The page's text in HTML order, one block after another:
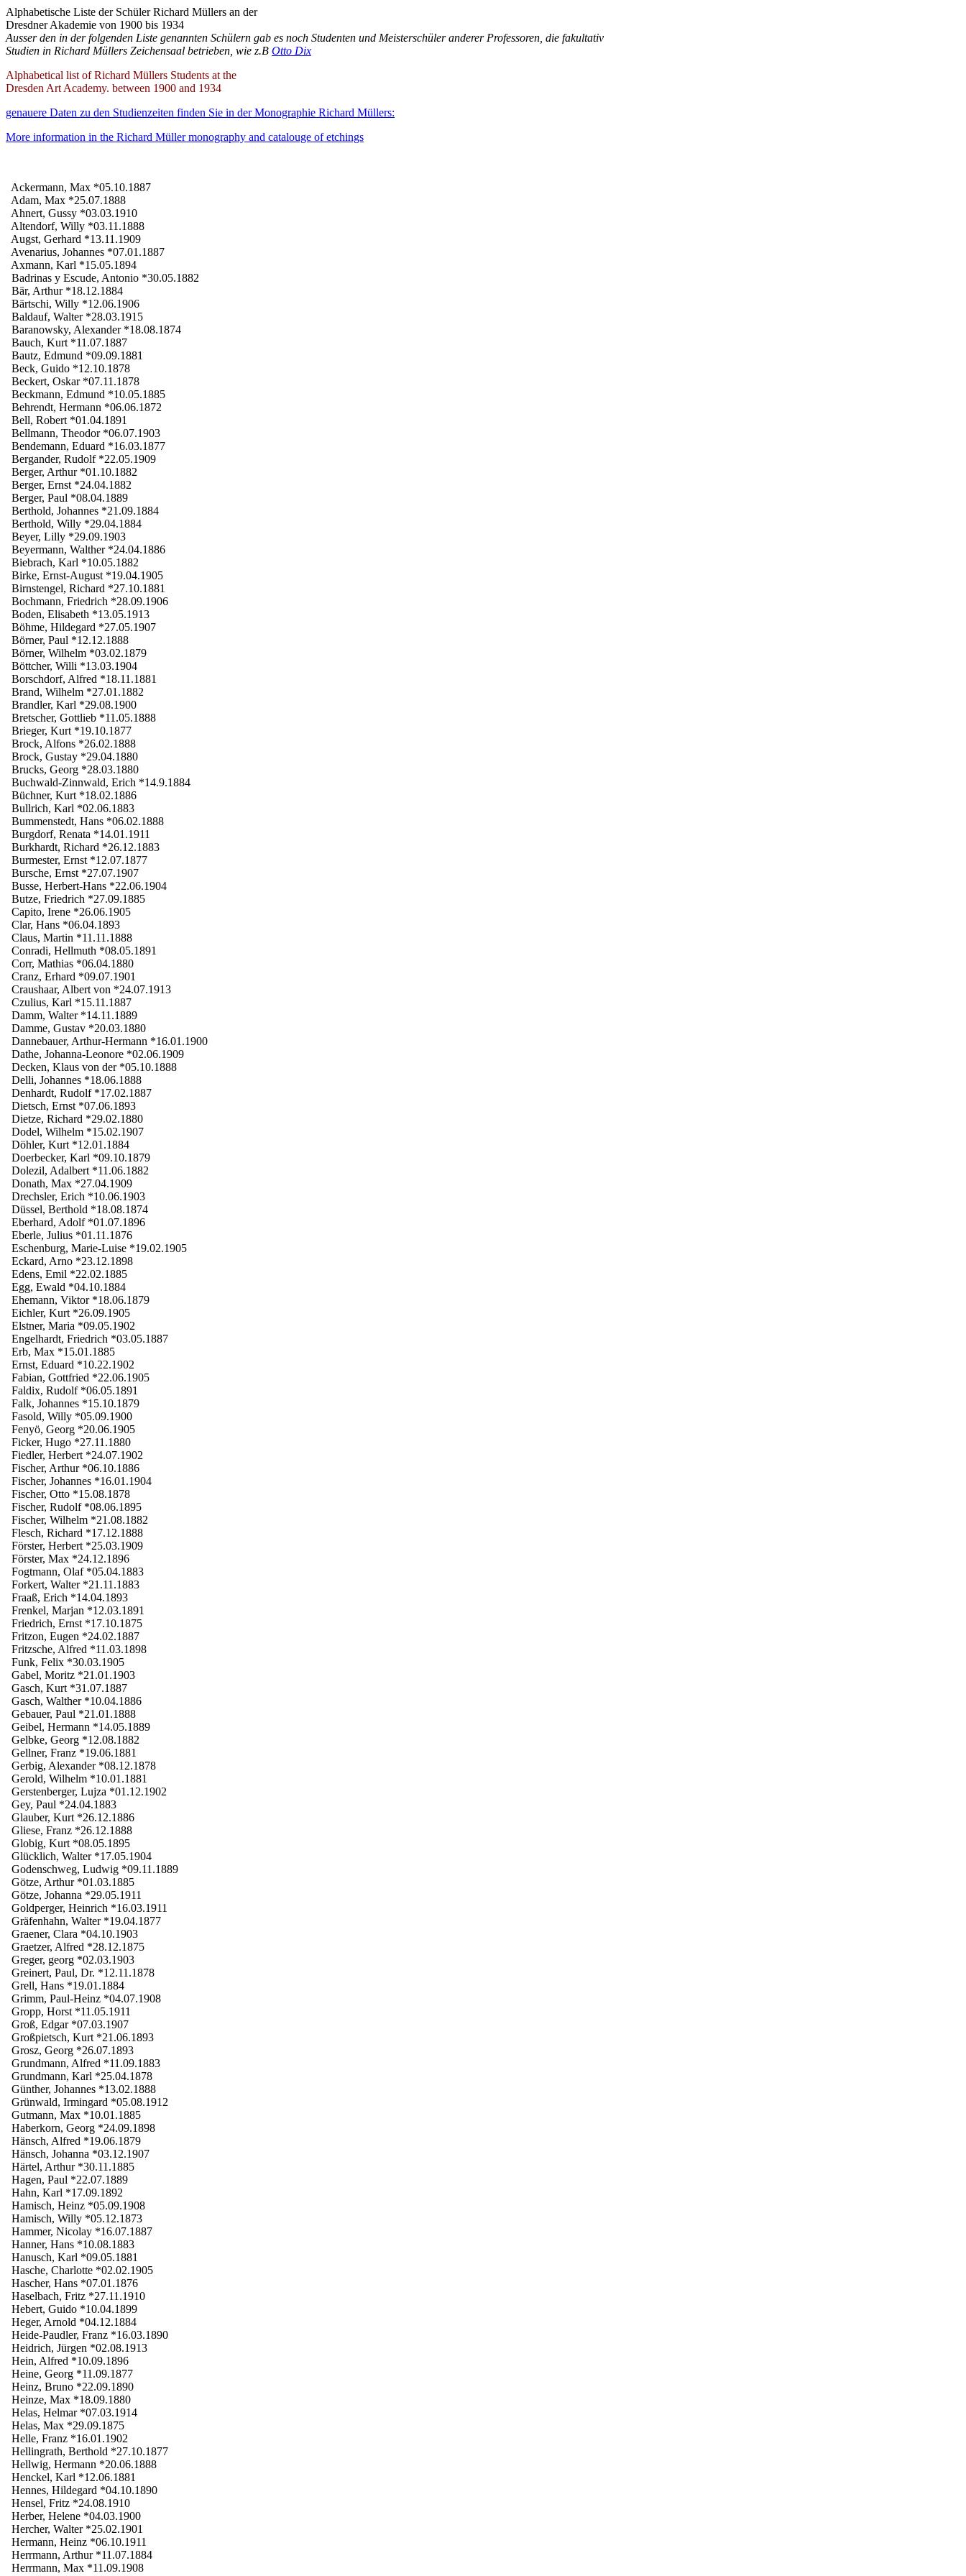
Alphabetische Liste der Schüler Richard Müllers an der
Dresdner Akademie von 1900 bis 1934
Ausser den in der folgenden Liste genannten Schülern gab es noch Studenten und Meisterschüler anderer Professoren, die fakultativ
Studien in Richard Müllers Zeichensaal betrieben, wie z.B Otto Dix
Alphabetical list of Richard Müllers Students at the
Dresden Art Academy. between 1900 and 1934
genauere Daten zu den Studienzeiten finden Sie in der Monographie Richard Müllers:
More information in the Richard Müller monography and catalouge of etchings
Ackermann, Max *05.10.1887
Adam, Max *25.07.1888
Ahnert, Gussy *03.03.1910
Altendorf, Willy *03.11.1888
Augst, Gerhard *13.11.1909
Avenarius, Johannes *07.01.1887
Axmann, Karl *15.05.1894
Badrinas y Escude, Antonio *30.05.1882
Bär, Arthur *18.12.1884
Bärtschi, Willy *12.06.1906
Baldauf, Walter *28.03.1915
Baranowsky, Alexander *18.08.1874
Bauch, Kurt *11.07.1887
Bautz, Edmund *09.09.1881
Beck, Guido *12.10.1878
Beckert, Oskar *07.11.1878
Beckmann, Edmund *10.05.1885
Behrendt, Hermann *06.06.1872
Bell, Robert *01.04.1891
Bellmann, Theodor *06.07.1903
Bendemann, Eduard *16.03.1877
Bergander, Rudolf *22.05.1909
Berger, Arthur *01.10.1882
Berger, Ernst *24.04.1882
Berger, Paul *08.04.1889
Berthold, Johannes *21.09.1884
Berthold, Willy *29.04.1884
Beyer, Lilly *29.09.1903
Beyermann, Walther *24.04.1886
Biebrach, Karl *10.05.1882
Birke, Ernst-August *19.04.1905
Birnstengel, Richard *27.10.1881
Bochmann, Friedrich *28.09.1906
Boden, Elisabeth *13.05.1913
Böhme, Hildegard *27.05.1907
Börner, Paul *12.12.1888
Börner, Wilhelm *03.02.1879
Böttcher, Willi *13.03.1904
Borschdorf, Alfred *18.11.1881
Brand, Wilhelm *27.01.1882
Brandler, Karl *29.08.1900
Bretscher, Gottlieb *11.05.1888
Brieger, Kurt *19.10.1877
Brock, Alfons *26.02.1888
Brock, Gustay *29.04.1880
Brucks, Georg *28.03.1880
Buchwald-Zinnwald, Erich *14.9.1884
Büchner, Kurt *18.02.1886
Bullrich, Karl *02.06.1883
Bummenstedt, Hans *06.02.1888
Burgdorf, Renata *14.01.1911
Burkhardt, Richard *26.12.1883
Burmester, Ernst *12.07.1877
Bursche, Ernst *27.07.1907
Busse, Herbert-Hans *22.06.1904
Butze, Friedrich *27.09.1885
Capito, Irene *26.06.1905
Clar, Hans *06.04.1893
Claus, Martin *11.11.1888
Conradi, Hellmuth *08.05.1891
Corr, Mathias *06.04.1880
Cranz, Erhard *09.07.1901
Craushaar, Albert von *24.07.1913
Czulius, Karl *15.11.1887
Damm, Walter *14.11.1889
Damme, Gustav *20.03.1880
Dannebauer, Arthur-Hermann *16.01.1900
Dathe, Johanna-Leonore *02.06.1909
Decken, Klaus von der *05.10.1888
Delli, Johannes *18.06.1888
Denhardt, Rudolf *17.02.1887
Dietsch, Ernst *07.06.1893
Dietze, Richard *29.02.1880
Dodel, Wilhelm *15.02.1907
Döhler, Kurt *12.01.1884
Doerbecker, Karl *09.10.1879
Dolezil, Adalbert *11.06.1882
Donath, Max *27.04.1909
Drechsler, Erich *10.06.1903
Düssel, Berthold *18.08.1874
Eberhard, Adolf *01.07.1896
Eberle, Julius *01.11.1876
Eschenburg, Marie-Luise *19.02.1905
Eckard, Arno *23.12.1898
Edens, Emil *22.02.1885
Egg, Ewald *04.10.1884
Ehemann, Viktor *18.06.1879
Eichler, Kurt *26.09.1905
Elstner, Maria *09.05.1902
Engelhardt, Friedrich *03.05.1887
Erb, Max *15.01.1885
Ernst, Eduard *10.22.1902
Fabian, Gottfried *22.06.1905
Faldix, Rudolf *06.05.1891
Falk, Johannes *15.10.1879
Fasold, Willy *05.09.1900
Fenyö, Georg *20.06.1905
Ficker, Hugo *27.11.1880
Fiedler, Herbert *24.07.1902
Fischer, Arthur *06.10.1886
Fischer, Johannes *16.01.1904
Fischer, Otto *15.08.1878
Fischer, Rudolf *08.06.1895
Fischer, Wilhelm *21.08.1882
Flesch, Richard *17.12.1888
Förster, Herbert *25.03.1909
Förster, Max *24.12.1896
Fogtmann, Olaf *05.04.1883
Forkert, Walter *21.11.1883
Fraaß, Erich *14.04.1893
Frenkel, Marjan *12.03.1891
Friedrich, Ernst *17.10.1875
Fritzon, Eugen *24.02.1887
Fritzsche, Alfred *11.03.1898
Funk, Felix *30.03.1905
Gabel, Moritz *21.01.1903
Gasch, Kurt *31.07.1887
Gasch, Walther *10.04.1886
Gebauer, Paul *21.01.1888
Geibel, Hermann *14.05.1889
Gelbke, Georg *12.08.1882
Gellner, Franz *19.06.1881
Gerbig, Alexander *08.12.1878
Gerold, Wilhelm *10.01.1881
Gerstenberger, Lujza *01.12.1902
Gey, Paul *24.04.1883
Glauber, Kurt *26.12.1886
Gliese, Franz *26.12.1888
Globig, Kurt *08.05.1895
Glücklich, Walter *17.05.1904
Godenschweg, Ludwig *09.11.1889
Götze, Arthur *01.03.1885
Götze, Johanna *29.05.1911
Goldperger, Heinrich *16.03.1911
Gräfenhahn, Walter *19.04.1877
Graener, Clara *04.10.1903
Graetzer, Alfred *28.12.1875
Greger, georg *02.03.1903
Greinert, Paul, Dr. *12.11.1878
Grell, Hans *19.01.1884
Grimm, Paul-Heinz *04.07.1908
Gropp, Horst *11.05.1911
Groß, Edgar *07.03.1907
Großpietsch, Kurt *21.06.1893
Grosz, Georg *26.07.1893
Grundmann, Alfred *11.09.1883
Grundmann, Karl *25.04.1878
Günther, Johannes *13.02.1888
Grünwald, Irmingard *05.08.1912
Gutmann, Max *10.01.1885
Haberkorn, Georg *24.09.1898
Hänsch, Alfred *19.06.1879
Hänsch, Johanna *03.12.1907
Härtel, Arthur *30.11.1885
Hagen, Paul *22.07.1889
Hahn, Karl *17.09.1892
Hamisch, Heinz *05.09.1908
Hamisch, Willy *05.12.1873
Hammer, Nicolay *16.07.1887
Hanner, Hans *10.08.1883
Hanusch, Karl *09.05.1881
Hasche, Charlotte *02.02.1905
Hascher, Hans *07.01.1876
Haselbach, Fritz *27.11.1910
Hebert, Guido *10.04.1899
Heger, Arnold *04.12.1884
Heide-Paudler, Franz *16.03.1890
Heidrich, Jürgen *02.08.1913
Hein, Alfred *10.09.1896
Heine, Georg *11.09.1877
Heinz, Bruno *22.09.1890
Heinze, Max *18.09.1880
Helas, Helmar *07.03.1914
Helas, Max *29.09.1875
Helle, Franz *16.01.1902
Hellingrath, Berthold *27.10.1877
Hellwig, Hermann *20.06.1888
Henckel, Karl *12.06.1881
Hennes, Hildegard *04.10.1890
Hensel, Fritz *24.08.1910
Herber, Helene *04.03.1900
Hercher, Walter *25.02.1901
Hermann, Heinz *06.10.1911
Herrmann, Arthur *11.07.1884
Herrmann, Max *11.09.1908